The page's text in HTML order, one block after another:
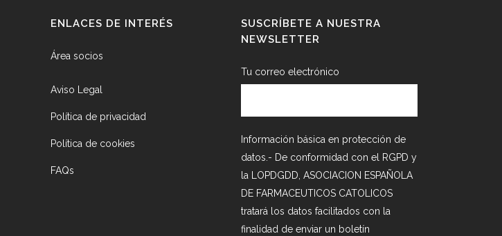
ENLACES DE INTERÉS
Área socios
Aviso Legal
Política de privacidad
Política de cookies
FAQs
SUSCRÍBETE A NUESTRA
NEWSLETTER
Tu correo electrónico
Información básica en protección de
datos.- De conformidad con el RGPD y
la LOPDGDD, ASOCIACION ESPAÑOLA
DE FARMACEUTICOS CATOLICOS
tratará los datos facilitados con la
finalidad de enviar un boletín